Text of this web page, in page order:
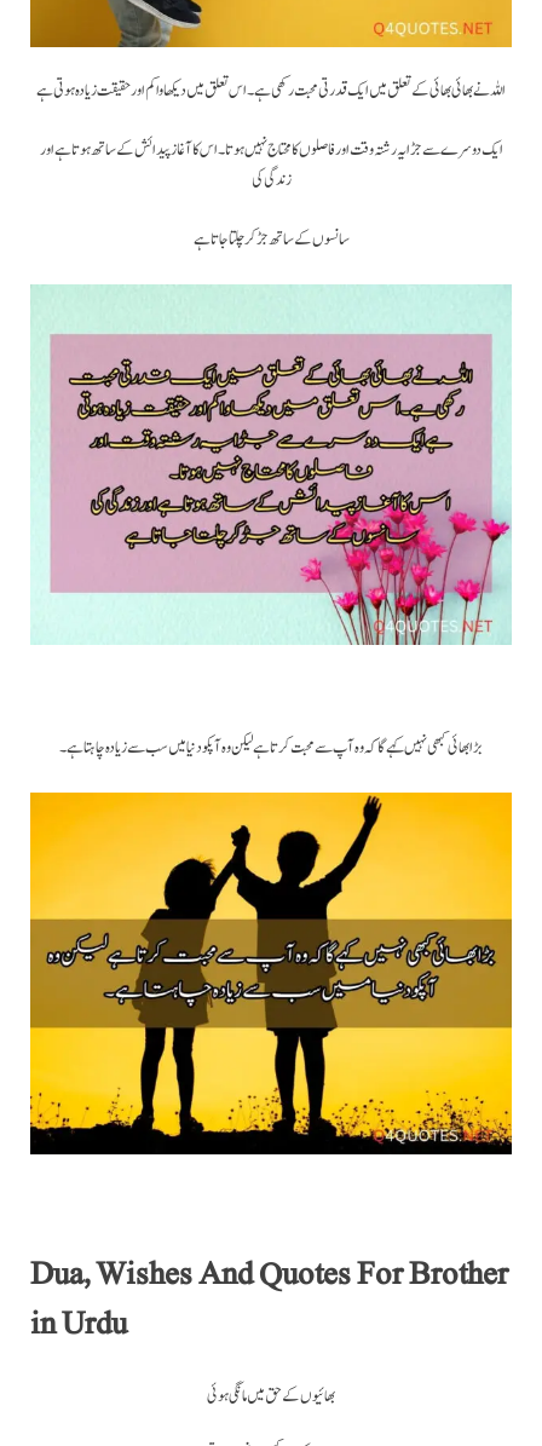
اللہ نے بھائی بھائی کے تعلق میں ایک قدرتی محبت رکھی ہے ۔ اس تعلق میں دیکھاوا کم اور حقیقت زیادہ ہوتی ہے
ایک دوسرے سے جڑایہ رشتہ وقت اور فاصلوں کا محتاج نہیں ہوتا ۔ اس کا آغاز پیدائش کے ساتھ ہوتا ہے اور
زندگی کی
سانسوں کے ساتھ جڑ کر چلتا جاتا ہے
بڑا بھائی کبھی نہیں کہے گا کہ وہ آپ سے محبت کرتا ہے لیکن وہ آ پکو دنیا میں سب سے زیادہ چاہتا ہے ۔
Dua, Wishes And Quotes For Brother
in Urdu
بھائیوں کے حق میں مانگی ہوئی